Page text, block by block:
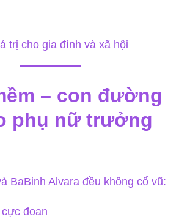
trị cho gia đình và xã hội
– con đường
phụ nữ trưởng
BaBinh Alvara đều không cổ vũ:
đoan